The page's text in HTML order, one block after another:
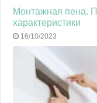
Монтажная пена.
характеристики
16/10/2023